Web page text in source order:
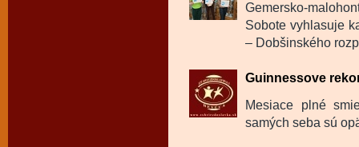
Gemersko-
Sobote vyhlasuje
– Dobšinského
Guinnessove
Mesiace plné
samých seba sú